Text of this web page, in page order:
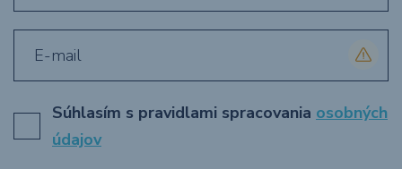
Súhlasím s pravidlami spracovania osobných
údajov